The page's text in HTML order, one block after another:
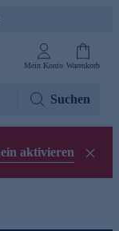
Mein Konto Warenkorb
Suchen
aktivieren